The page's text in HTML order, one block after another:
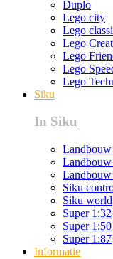
Duplo
Lego city
Lego
Lego
Lego
Lego
Lego
Siku
In Siku
Landbouw
Siku
Siku world
Super 1:32
Super 1:50
Super 1:87
Informatie